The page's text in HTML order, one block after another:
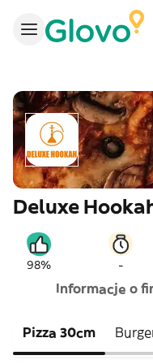
Deluxe
98% -
Informacje o
Pizza 30cm